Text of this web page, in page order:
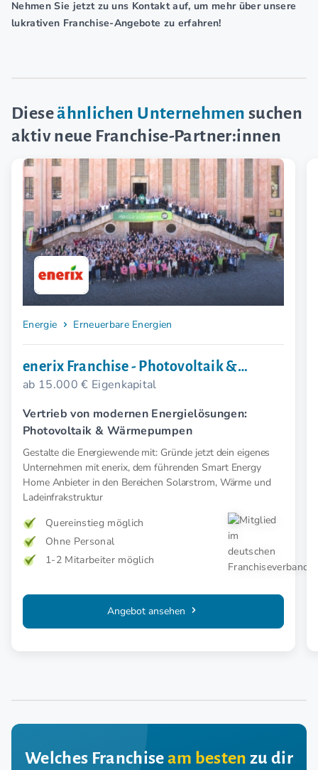
Nehmen Sie jetzt zu uns Kontakt auf, um mehr über unsere
lukrativen Franchise-Angebote zu erfahren!
Dieseähnlichen Unternehmen suchen
aktiv neue Franchise-Partner:innen
Energie Erneuerbare Energien
enerix Franchise - Photovoltaik &
Wärmepumpe
ab 15.000 € Eigenkapital
Vertrieb von modernen Energielösungen:
Photovoltaik & Wärmepumpen
Gestalte die Energiewende mit: Gründe jetzt dein eigenes
Unternehmen mit enerix, dem führenden Smart Energy
Home Anbieter in den Bereichen Solarstrom, Wärme und
Ladeinfrakstruktur
Quereinstieg möglich
Ohne Personal
1-2 Mitarbeiter möglich
Angebot ansehen
Welches Franchiseam besten zu dir